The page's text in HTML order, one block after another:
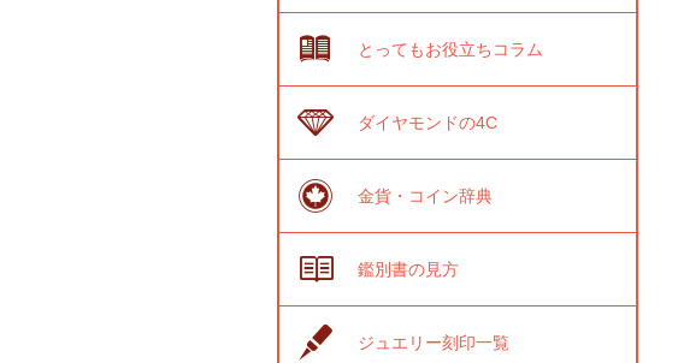
とってもお役立ちコラム
ダイヤモンドの4C
金貨・コイン辞典
鑑別書の見方
ジュエリー刻印一覧